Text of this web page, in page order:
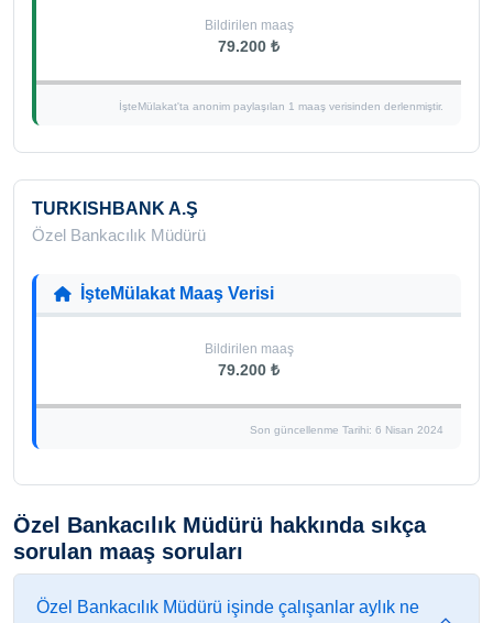
Bildirilen maaş
79.200 ₺
İşteMülakat'ta anonim paylaşılan 1 maaş verisinden derlenmiştir.
TURKISHBANK A.Ş
Özel Bankacılık Müdürü
İşteMülakat Maaş Verisi
Bildirilen maaş
79.200 ₺
Son güncellenme Tarihi: 6 Nisan 2024
Özel Bankacılık Müdürü hakkında sıkça
sorulan maaş soruları
Özel Bankacılık Müdürü işinde çalışanlar aylık ne